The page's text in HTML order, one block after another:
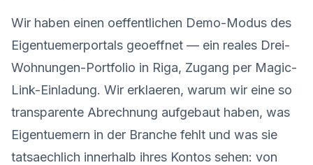
Wir haben einen oeffentlichen Demo-Modus des
Eigentuemerportals geoeffnet — ein reales Drei-
Wohnungen-Portfolio in Riga, Zugang per Magic-
Link-Einladung. Wir erklaeren, warum wir eine so
transparente Abrechnung aufgebaut haben, was
Eigentuemern in der Branche fehlt und was sie
tatsaechlich innerhalb ihres Kontos sehen: von